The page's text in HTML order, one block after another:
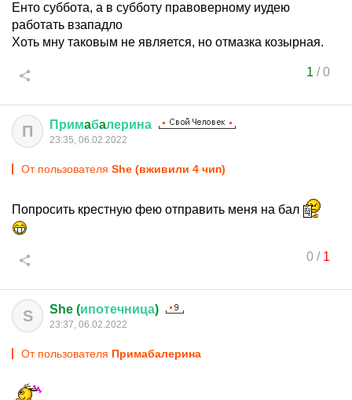
Енто суббота, а в субботу правоверному иудею
работать взападло
Хоть мну таковым не является, но отмазка козырная.
1 /0
П Примaбaлерина
23:35, 06.02.2022
От пользователя She (вживили 4 чип)
Попросить крестную фею отправить меня на бал
0/ 1
S She (ипотечница)
23:37, 06.02.2022
От пользователя Примaбaлерина